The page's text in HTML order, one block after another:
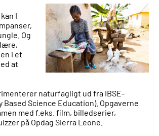
I
Og
i et
at
naturfagligt ud fra IBSE-
Based Science Education). Opgaverne
med f.eks. film, billedserier,
på Opdag Sierra Leone.